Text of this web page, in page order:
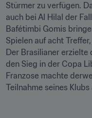
Stürmer zu verfügen.
auch bei Al Hilal der
Bafétimbi Gomis
Spielen auf acht
Der Brasilianer
den Sieg in der Copa
Franzose machte
Teilnahme seines